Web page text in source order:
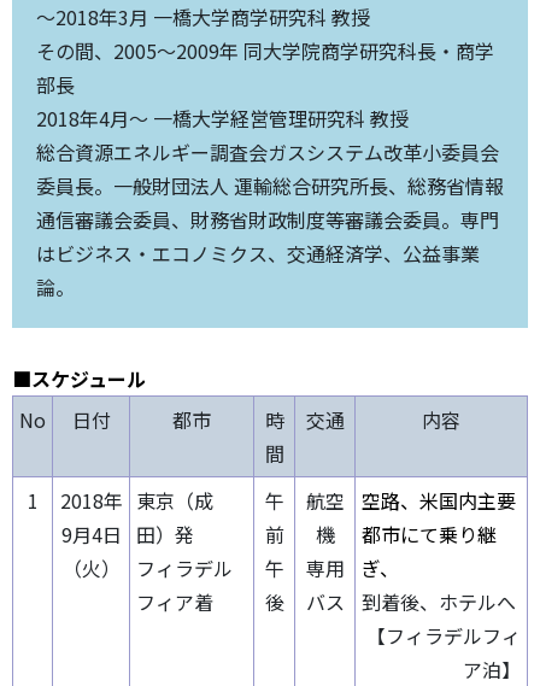
～2018年3月 一橋大学商学研究科 教授
その間、2005～2009年 同大学院商学研究科長・商学
部長
2018年4月～ 一橋大学経営管理研究科 教授
総合資源エネルギー調査会ガスシステム改革小委員会
委員長。一般財団法人 運輸総合研究所長、総務省情報
通信審議会委員、財務省財政制度等審議会委員。専門
はビジネス・エコノミクス、交通経済学、公益事業
論。
■スケジュール
No
日付 都市
時
間
交通 内容
1
2018年
9月4日
（火）
東京（成
田）発
フィラデル
フィア着
午
前
午
後
航空
機
専用
バス
空路、米国内主要
都市にて乗り継
ぎ、
到着後、ホテルへ
【フィラデルフィ
ア泊】